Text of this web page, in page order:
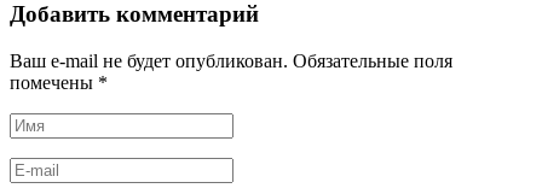
Добавить комментарий
Ваш e-mail не будет опубликован. Обязательные поля
помечены *